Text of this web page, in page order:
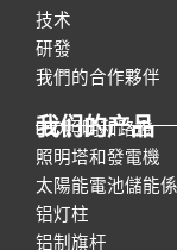
技术
研發
我們的合作夥伴
我们的产品
LED照明和路燈
照明塔和發電機
太陽能電池儲能
铝灯柱
铝制旗杆